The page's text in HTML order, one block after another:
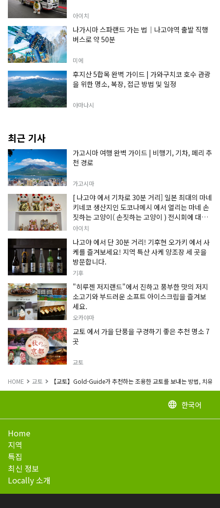
아이치
나가시마 스파랜드 가는 법｜나고야역 출발 직행
버스로 약 50분
미에
후지산 5합목 완벽 가이드 | 가와구치코 호수 관광
을 위한 명소, 복장, 접근 방법 및 일정
야마나시
최근 기사
가고시마 여행 완벽 가이드 | 비행기, 기차, 페리 추
천 경로
가고시마
[ 나고야 에서 기차로 30분 거리] 일본 최대의 마네
키네코 생산지인 도코나메시 에서 열리는 마네 손
짓하는 고양이( 손짓하는 고양이 ) 전시회에 대한
정보입니다.
아이치
나고야 에서 단 30분 거리! 기후현 오가키 에서 사
케를 즐겨보세요! 지역 특산 사케 양조장 세 곳을
방문합니다.
기후
"히루젠 저지랜드"에서 진하고 풍부한 맛의 저지
소고기와 부드러운 소프트 아이스크림을 즐겨보
세요.
오카야마
교토 에서 가을 단풍을 구경하기 좋은 추천 명소 7
곳
교토
HOME 교토 【교토】Gold-Guide가 추천하는 조용한 교토를 보내는 방법, 치유의
language 한국어
Home
지역
특집
최신 정보
Locally 소개